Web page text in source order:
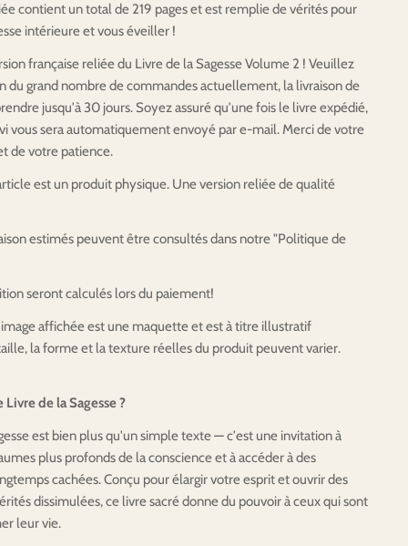
contient un total de 219 pages et est remplie de vérités pour
intérieure et vous éveiller !
française reliée du Livre de la Sagesse Volume 2 ! Veuillez
du grand nombre de commandes actuellement, la livraison de
jusqu'à 30 jours. Soyez assuré qu'une fois le livre expédié,
vous sera automatiquement envoyé par e-mail. Merci de votre
de votre patience.
est un produit physique. Une version reliée de qualité
estimés peuvent être consultés dans notre "Politique de
seront calculés lors du paiement!
affichée est une maquette et est à titre illustratif
la forme et la texture réelles du produit peuvent varier.
de la Sagesse ?
est bien plus qu'un simple texte — c'est une invitation à
plus profonds de la conscience et à accéder à des
cachées. Conçu pour élargir votre esprit et ouvrir des
dissimulées, ce livre sacré donne du pouvoir à ceux qui sont
leur vie.